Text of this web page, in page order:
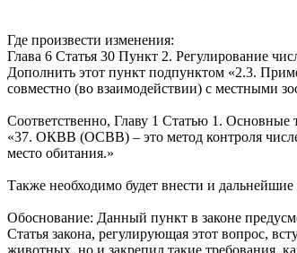
Где произвести изменения:
Глава 6 Статья 30 Пункт 2. Регулирование
Дополнить этот пункт подпунктом «2.3.
совместно (во взаимодействии) с местными
Соответственно, Главу 1 Статью 1.
«37. ОКВВ (ОСВВ) – это метод контроля
место обитания.»
Также необходимо будет внести и
Обоснование: Данный пункт в законе
Статья закона, регулирующая этот вопрос,
животных, но и закрепил такие требования,